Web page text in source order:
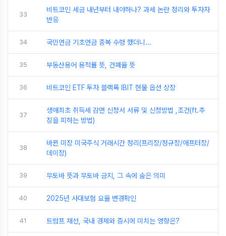
33
비트코인 세금 내년부터 내야하나? 과세 논란 정리와 투자자
반응
34 국민연금 기초연금 중복 수령 했더니...
35 부동산용어 용적률 뜻, 건폐율 뜻
36 비트코인 ETF 투자 블랙록 IBIT 현물 옵션 상장
37
생애최초 취득세 감면 신청서 서류 및 신청방법 ,조건(ft.추
징을 피하는 방법)
38
바뀐 미장 미국주식 거래시간 정리(프리장/정규장/애프터장/
데이장)
39 무토바 뜻과 무토바 금지, 그 속에 숨은 의미
40 2025년 사대보험 요율 변경확인
41 트럼프 재선, 국내 경제와 증시에 미치는 영향은?